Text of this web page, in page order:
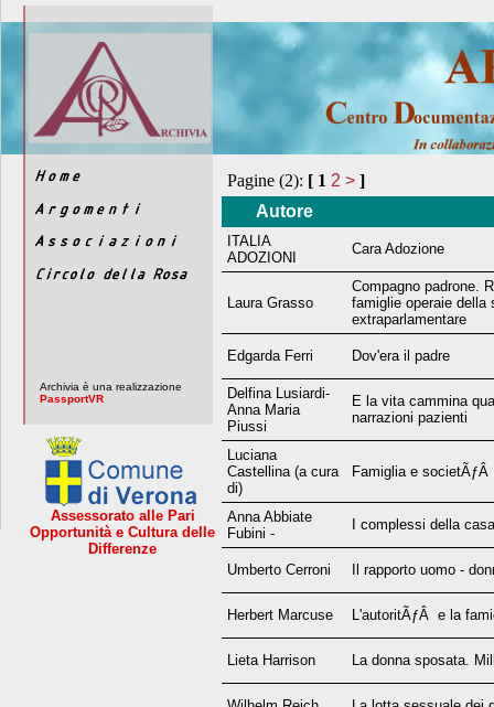
Archivia è una realizzazione
PassportVR
Assessorato alle Pari
Opportunità e Cultura delle
Differenze
Pagine (2): [ 1 2 > ]
Autore
ITALIA
ADOZIONI
Cara Adozione
Laura Grasso
Compagno padrone.
famiglie operaie della
extraparlamentare
Edgarda Ferri Dov'era il padre
Delfina Lusiardi-
Anna Maria
Piussi
E la vita cammina
narrazioni pazienti
Luciana
Castellina (a cura
di)
Famiglia e
Anna Abbiate
Fubini -
I complessi della
Umberto Cerroni Il rapporto uomo -
Herbert Marcuse L'autoritÃƒÂ e la
Lieta Harrison La donna sposata.